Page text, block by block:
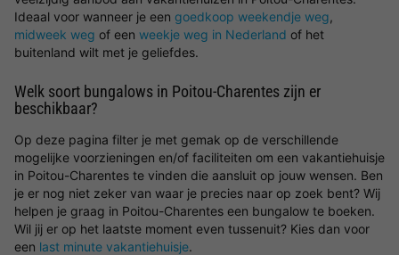
Ideaal voor wanneer je een goedkoop weekendje weg,
midweek weg of een weekje weg in Nederland of het
buitenland wilt met je geliefdes.
Welk soort bungalows in Poitou-Charentes zijn er
beschikbaar?
Op deze pagina filter je met gemak op de verschillende
mogelijke voorzieningen en/of faciliteiten om een vakantiehuisje
in Poitou-Charentes te vinden die aansluit op jouw wensen. Ben
je er nog niet zeker van waar je precies naar op zoek bent? Wij
helpen je graag in Poitou-Charentes een bungalow te boeken.
Wil jij er op het laatste moment even tussenuit? Kies dan voor
een last minute vakantiehuisje.